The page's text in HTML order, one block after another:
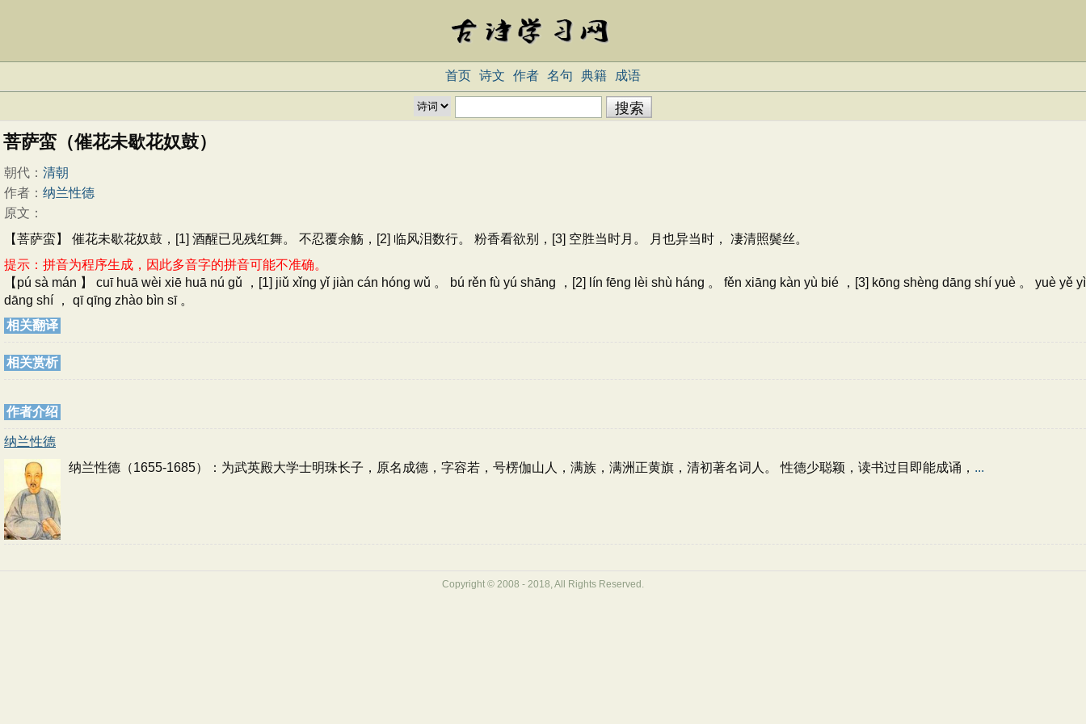
首页 诗文 作者 名句 典籍 成语
菩萨蛮（催花未歇花奴鼓）
朝代： 清朝
作者： 纳兰性德
原文：
【菩萨蛮】 催花未歇花奴鼓，[1] 酒醒已见残红舞。 不忍覆余觞，[2] 临风泪数行。 粉香看欲别，[3] 空胜当时月。 月也异当时， 凄清照鬓丝。
提示：拼音为程序生成，因此多音字的拼音可能不准确。
【pú sà mán 】 cuī huā wèi xiē huā nú gǔ ，[1] jiǔ xǐng yǐ jiàn cán hóng wǔ 。 bú rěn fù yú shāng ，[2] lín fēng lèi shù háng 。 fěn xiāng kàn yù bié ，[3] kōng shèng dāng shí yuè 。 yuè yě yì
dāng shí ， qī qīng zhào bìn sī 。
相关翻译
相关赏析
作者介绍
纳兰性德
纳兰性德（1655-1685）：为武英殿大学士明珠长子，原名成德，字容若，号楞伽山人，满族，满洲正黄旗，清初著名词人。 性德少聪颖，读书过目即能成诵， ...
Copyright © 2008 - 2018, All Rights Reserved.